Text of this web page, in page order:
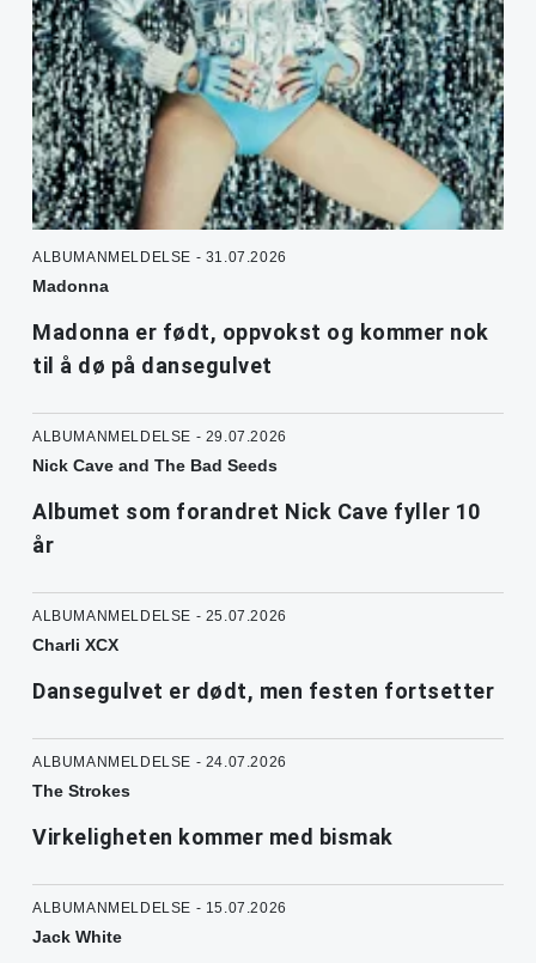
ALBUMANMELDELSE - 31.07.2026
Madonna
Madonna er født, oppvokst og kommer nok
til å dø på dansegulvet
ALBUMANMELDELSE - 29.07.2026
Nick Cave and The Bad Seeds
Albumet som forandret Nick Cave fyller 10
år
ALBUMANMELDELSE - 25.07.2026
Charli XCX
Dansegulvet er dødt, men festen fortsetter
ALBUMANMELDELSE - 24.07.2026
The Strokes
Virkeligheten kommer med bismak
ALBUMANMELDELSE - 15.07.2026
Jack White